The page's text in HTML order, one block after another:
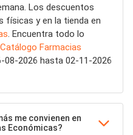
Los descuentos
físicas y en la tienda en
. Encuentra todo lo
Catálogo Farmacias
08-2026 hasta 02-11-2026
me convienen en
Económicas?